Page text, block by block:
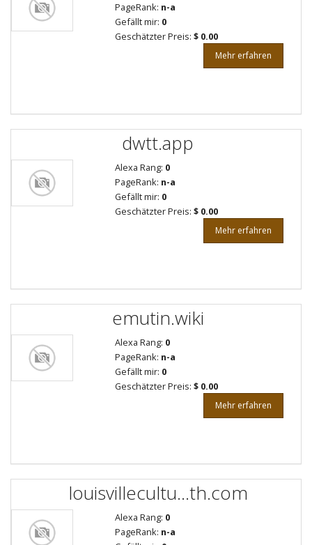
PageRank: n-a
Gefällt mir: 0
Geschätzter Preis: $ 0.00
Mehr erfahren
dwtt.app
Alexa Rang: 0
PageRank: n-a
Gefällt mir: 0
Geschätzter Preis: $ 0.00
Mehr erfahren
emutin.wiki
Alexa Rang: 0
PageRank: n-a
Gefällt mir: 0
Geschätzter Preis: $ 0.00
Mehr erfahren
louisvillecultu...th.com
Alexa Rang: 0
PageRank: n-a